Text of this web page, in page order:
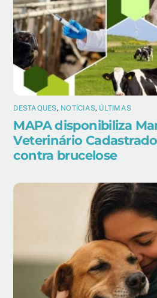
DESTAQUES, NOTÍCIAS, ÚLTIMAS
MAPA disponibiliza
Veterinário
contra brucelose